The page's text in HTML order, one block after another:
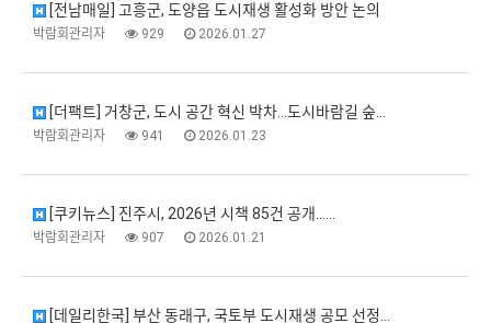
[전남매일] 고흥군, 도양읍 도시재생 활성화 방안 논의
박람회관리자 929 2026.01.27
[더팩트] 거창군, 도시 공간 혁신 박차…도시바람길 숲…
박람회관리자 941 2026.01.23
[쿠키뉴스] 진주시, 2026년 시책 85건 공개...…
박람회관리자 907 2026.01.21
[데일리한국] 부산 동래구, 국토부 도시재생 공모 선정…